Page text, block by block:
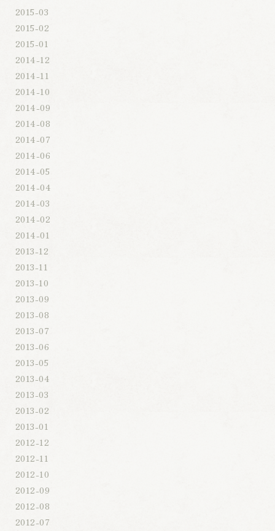
2015-03
2015-02
2015-01
2014-12
2014-11
2014-10
2014-09
2014-08
2014-07
2014-06
2014-05
2014-04
2014-03
2014-02
2014-01
2013-12
2013-11
2013-10
2013-09
2013-08
2013-07
2013-06
2013-05
2013-04
2013-03
2013-02
2013-01
2012-12
2012-11
2012-10
2012-09
2012-08
2012-07